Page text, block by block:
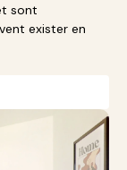
sont
exister en